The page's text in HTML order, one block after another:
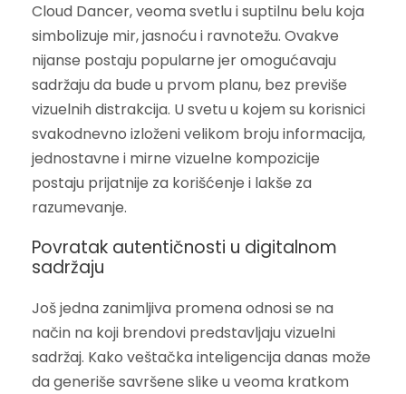
Cloud Dancer, veoma svetlu i suptilnu belu koja
simbolizuje mir, jasnoću i ravnotežu. Ovakve
nijanse postaju popularne jer omogućavaju
sadržaju da bude u prvom planu, bez previše
vizuelnih distrakcija. U svetu u kojem su korisnici
svakodnevno izloženi velikom broju informacija,
jednostavne i mirne vizuelne kompozicije
postaju prijatnije za korišćenje i lakše za
razumevanje.
Povratak autentičnosti u digitalnom
sadržaju
Još jedna zanimljiva promena odnosi se na
način na koji brendovi predstavljaju vizuelni
sadržaj. Kako veštačka inteligencija danas može
da generiše savršene slike u veoma kratkom